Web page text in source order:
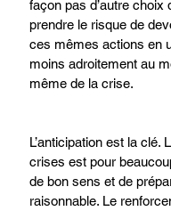
façon pas d’autre choix
prendre le risque de
ces mêmes actions en
moins adroitement au
même de la crise.​
L’anticipation est la clé.
crises est pour
de bon sens et de
raisonnable. Le